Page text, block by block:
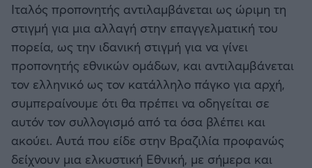
Ιταλός προπονητής αντιλαμβάνεται ως ώριμη τη
στιγμή για μια αλλαγή στην επαγγελματική του
πορεία, ως την ιδανική στιγμή για να γίνει
προπονητής εθνικών ομάδων, και αντιλαμβάνεται
τον ελληνικό ως τον κατάλληλο πάγκο για αρχή,
συμπεραίνουμε ότι θα πρέπει να οδηγείται σε
αυτόν τον συλλογισμό από τα όσα βλέπει και
ακούει. Αυτά που είδε στην Βραζιλία προφανώς
δείχνουν μια ελκυστική Εθνική, με σήμερα και